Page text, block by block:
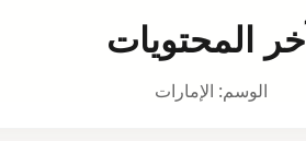
آخر المحتويات
الوسم: الإمارات